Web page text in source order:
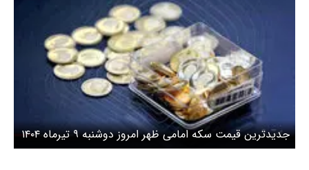
جدیدترین قیمت سکه امامی ظهر امروز دوشنبه ۹ تیرماه ۱۴۰۴
اعلام شد/ سکه امامی امروز چقدر گران شد؟